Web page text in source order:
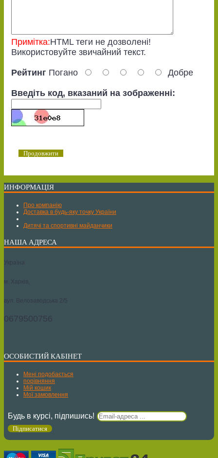
Примітка:HTML теги не дозволені!
Використовуйте звичайний текст.
Рейтинг Погано Добре
Введіть код, вказаний на зображенні:
Продовжити
ИНФОРМАЦІЯ
Про компанію
Доставка в будь-яку точку України
Дитячі та спортивні майданчики
НАША АДРЕСА
Україна
м. Харків,
вул. Велозаводська 2/5
0679500756
ОСОБИСТИЙ КАБІНЕТ
Мені подобається
порівняння
Мій кошик
Мої замовлення
Будь в курсі, підпишись!
Підписатися